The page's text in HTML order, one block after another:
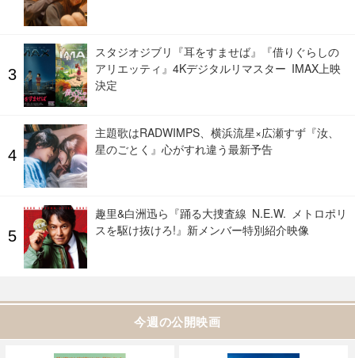
スタジオジブリ『耳をすませば』『借りぐらしの
アリエッティ』4Kデジタルリマスター IMAX上映
決定
主題歌はRADWIMPS、横浜流星×広瀬すず『汝、
星のごとく』心がすれ違う最新予告
趣里&白洲迅ら『踊る大捜査線 N.E.W. メトロポリ
スを駆け抜けろ!』新メンバー特別紹介映像
今週の公開映画